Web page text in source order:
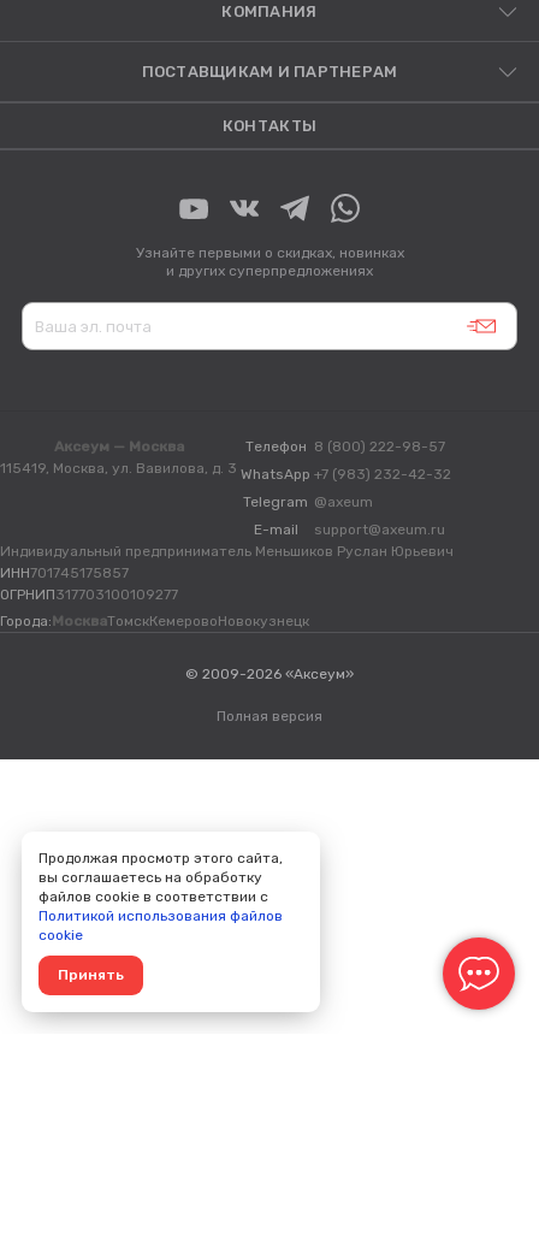
КОМПАНИЯ
ПОСТАВЩИКАМ И ПАРТНЕРАМ
КОНТАКТЫ
Узнайте первыми о скидках, новинках
и других суперпредложениях
Аксеум — Москва
115419, Москва, ул. Вавилова, д. 3
Телефон 8 (800) 222-98-57
WhatsApp +7 (983) 232-42-32
Telegram @axeum
E-mail
support@axeum.ru
Индивидуальный предприниматель Меньшиков Руслан Юрьевич
ИНН701745175857
ОГРНИП317703100109277
Города: МоскваТомскКемеровоНовокузнецк
© 2009-2026 «Аксеум»
Полная версия
Продолжая просмотр этого сайта,
вы соглашаетесь на обработку
файлов cookie в соответствии с
Политикой использования файлов
cookie
Принять